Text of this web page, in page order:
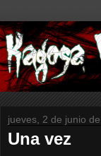
jueves, 2 de junio de
Una vez